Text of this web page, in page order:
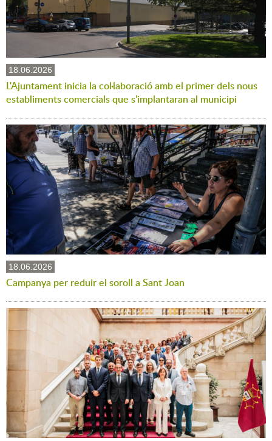
18.06.2026
L'Ajuntament inicia la col·laboració amb el primer dels nous
establiments comercials que s'implantaran al municipi
18.06.2026
Campanya per reduir el soroll a Sant Joan